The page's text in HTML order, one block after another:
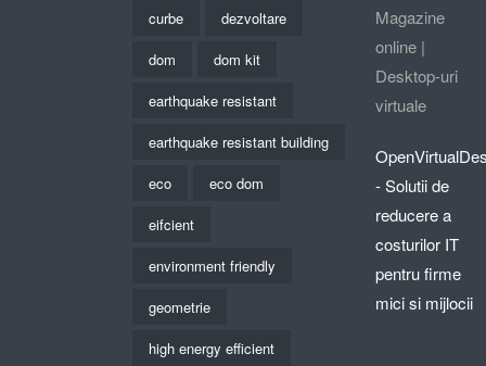
curbe
dezvoltare
dom
dom kit
earthquake resistant
earthquake resistant building
eco
eco dom
eifcient
environment friendly
geometrie
high energy efficient
Magazine
online |
Desktop-uri
virtuale
- Solutii de
reducere a
costurilor IT
pentru firme
mici si mijlocii